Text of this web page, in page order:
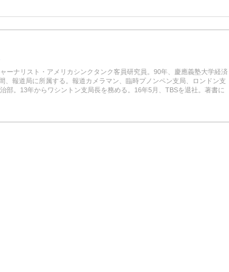
ーナリスト・アメリカシンクタンク客員研究員。90年、慶應義塾大学経済
、報道局に所属する。報道カメラマン、臨時プノンペン支局、ロンドン支
部。13年からワシントン支局長を務める。16年5月、TBSを退社。著書に